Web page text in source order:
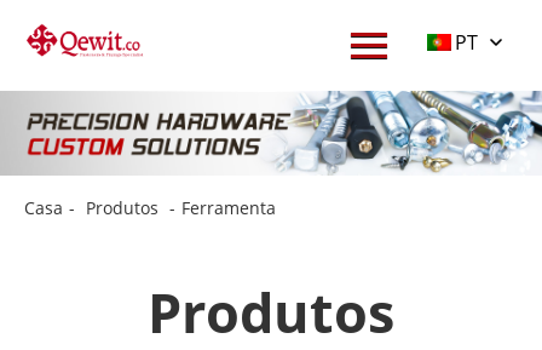
PT
Casa - Produtos - Ferramenta
Produtos